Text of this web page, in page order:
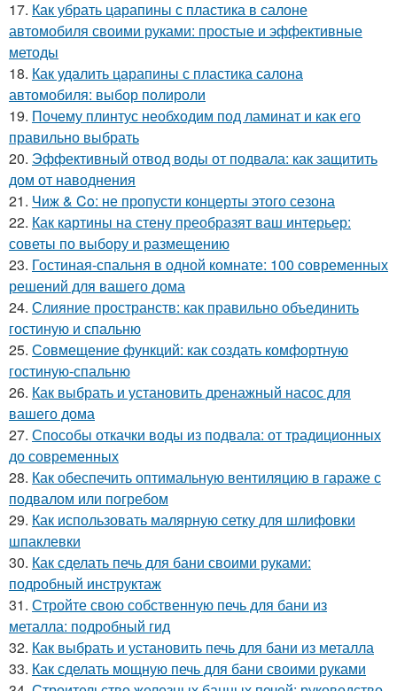
17. Как убрать царапины с пластика в салоне
автомобиля своими руками: простые и эффективные
методы
18. Как удалить царапины с пластика салона
автомобиля: выбор полироли
19. Почему плинтус необходим под ламинат и как его
правильно выбрать
20. Эффективный отвод воды от подвала: как защитить
дом от наводнения
21. Чиж & Co: не пропусти концерты этого сезона
22. Как картины на стену преобразят ваш интерьер:
советы по выбору и размещению
23. Гостиная-спальня в одной комнате: 100 современных
решений для вашего дома
24. Слияние пространств: как правильно объединить
гостиную и спальню
25. Совмещение функций: как создать комфортную
гостиную-спальню
26. Как выбрать и установить дренажный насос для
вашего дома
27. Способы откачки воды из подвала: от традиционных
до современных
28. Как обеспечить оптимальную вентиляцию в гараже с
подвалом или погребом
29. Как использовать малярную сетку для шлифовки
шпаклевки
30. Как сделать печь для бани своими руками:
подробный инструктаж
31. Стройте свою собственную печь для бани из
металла: подробный гид
32. Как выбрать и установить печь для бани из металла
33. Как сделать мощную печь для бани своими руками